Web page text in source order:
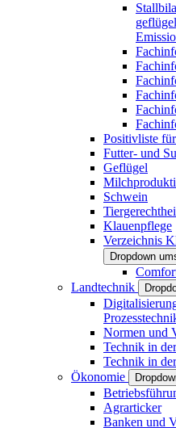
Positivliste
Futter- und
Geflügel
Schwein
Klauenpflege
Verzeichnis
Dropdown
Landtechnik
Normen und
Technik in
Technik in
Ökonomie
Agrarticker
Banken und